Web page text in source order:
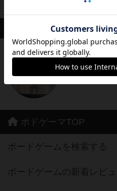
ボードゲームカフ
店長
ゆったり、まっ
ワイワイ遊べる
ボドゲーマTOP
ボードゲームを検索する
ボードゲームの新着レビ